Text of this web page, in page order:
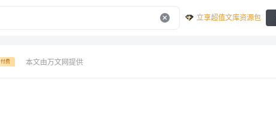
立享超值文库资源包
付费 本文由万文网提供